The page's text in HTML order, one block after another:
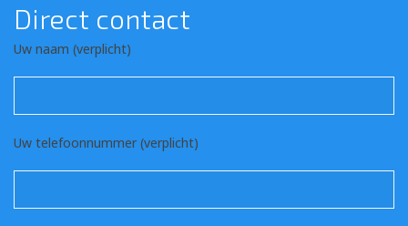
Direct contact
Uw naam (verplicht)
Uw telefoonnummer (verplicht)